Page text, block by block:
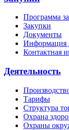
Программа
Закупки
Документы
Информация
Контактная
Деятельность
Тарифы
Структура
Охрана
Охраны